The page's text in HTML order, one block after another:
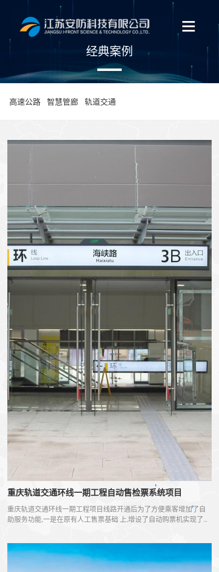
经典案例
高速公路 智慧管廊 轨道交通
重庆轨道交通环线⼀期工程自动售检票系统项目
重庆轨道交通环线⼀期工程项目线路开通后为了方便乘客增加了自
助服务功能,⼀是在原有人工售票基础 上,增设了自动购票机实现了乘
值，方便乘客。